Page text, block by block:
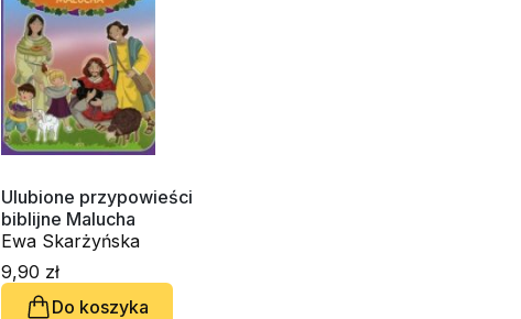
Ulubione przypowieści
biblijne Malucha
Ewa Skarżyńska
9,90 zł
Do koszyka